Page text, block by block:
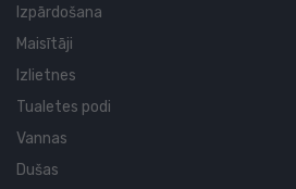
Izpārdošana
Maisītāji
Izlietnes
Tualetes podi
Vannas
Dušas